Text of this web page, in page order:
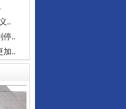
撤..
金
查
放
查
假
..
..
停..
加..